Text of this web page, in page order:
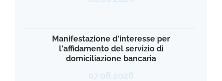
Manifestazione d'interesse per
l'affidamento del servizio di
domiciliazione bancaria
07.08.2026